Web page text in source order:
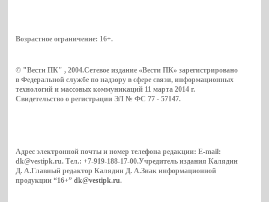
Возрастное ограничение: 16+.
© "Вести ПК" , 2004.Сетевое издание «Вести ПК» зарегистрировано
в Федеральной службе по надзору в сфере связи, информационных
технологий и массовых коммуникаций 11 марта 2014 г.
Свидетельство о регистрации ЭЛ № ФС 77 - 57147.
Адрес электронной почты и номер телефона редакции: E-mail:
dk@vestipk.ru. Тел.: +7-919-188-17-00.Учредитель издания Калядин
Д. А.Главный редактор Калядин Д. А.Знак информационной
продукции “16+”dk@vestipk.ru.